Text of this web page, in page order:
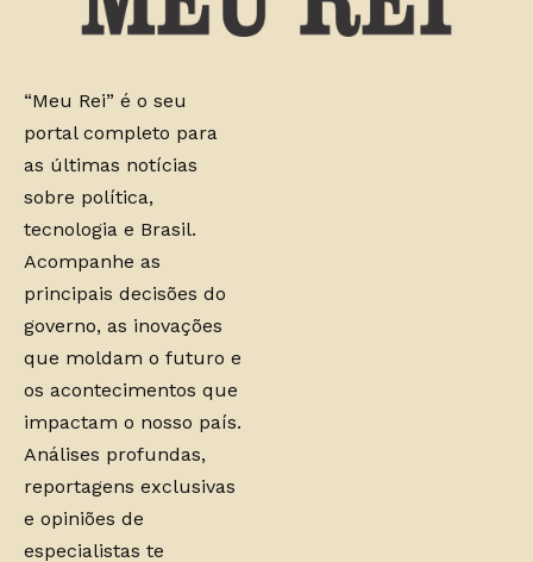
“Meu Rei” é o seu
portal completo para
as últimas notícias
sobre política,
tecnologia e Brasil.
Acompanhe as
principais decisões do
governo, as inovações
que moldam o futuro e
os acontecimentos que
impactam o nosso país.
Análises profundas,
reportagens exclusivas
e opiniões de
especialistas te